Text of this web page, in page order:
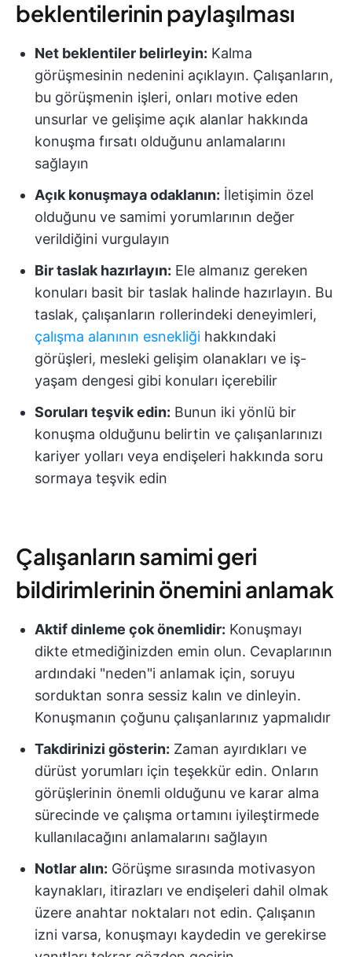
beklentilerinin paylaşılması
Net beklentiler belirleyin: Kalma
görüşmesinin nedenini açıklayın. Çalışanların,
bu görüşmenin işleri, onları motive eden
unsurlar ve gelişime açık alanlar hakkında
konuşma fırsatı olduğunu anlamalarını
sağlayın
Açık konuşmaya odaklanın: İletişimin özel
olduğunu ve samimi yorumlarının değer
verildiğini vurgulayın
Bir taslak hazırlayın: Ele almanız gereken
konuları basit bir taslak halinde hazırlayın. Bu
taslak, çalışanların rollerindeki deneyimleri,
çalışma alanının esnekliği hakkındaki
görüşleri, mesleki gelişim olanakları ve iş-
yaşam dengesi gibi konuları içerebilir
Soruları teşvik edin: Bunun iki yönlü bir
konuşma olduğunu belirtin ve çalışanlarınızı
kariyer yolları veya endişeleri hakkında soru
sormaya teşvik edin
Çalışanların samimi geri
bildirimlerinin önemini anlamak
Aktif dinleme çok önemlidir: Konuşmayı
dikte etmediğinizden emin olun. Cevaplarının
ardındaki "neden"i anlamak için, soruyu
sorduktan sonra sessiz kalın ve dinleyin.
Konuşmanın çoğunu çalışanlarınız yapmalıdır
Takdirinizi gösterin: Zaman ayırdıkları ve
dürüst yorumları için teşekkür edin. Onların
görüşlerinin önemli olduğunu ve karar alma
sürecinde ve çalışma ortamını iyileştirmede
kullanılacağını anlamalarını sağlayın
Notlar alın: Görüşme sırasında motivasyon
kaynakları, itirazları ve endişeleri dahil olmak
üzere anahtar noktaları not edin. Çalışanın
izni varsa, konuşmayı kaydedin ve gerekirse